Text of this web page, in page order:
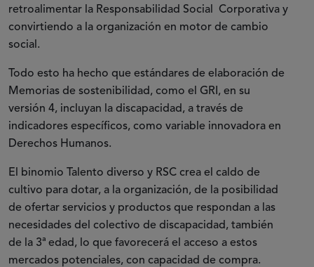
retroalimentar la Responsabilidad Social Corporativa y
convirtiendo a la organización en motor de cambio
social.
Todo esto ha hecho que estándares de elaboración de
Memorias de sostenibilidad, como el GRI, en su
versión 4, incluyan la discapacidad, a través de
indicadores específicos, como variable innovadora en
Derechos Humanos.
El binomio Talento diverso y RSC crea el caldo de
cultivo para dotar, a la organización, de la posibilidad
de ofertar servicios y productos que respondan a las
necesidades del colectivo de discapacidad, también
de la 3ª edad, lo que favorecerá el acceso a estos
mercados potenciales, con capacidad de compra.